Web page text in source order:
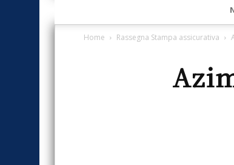
Home Rassegna Stampa assicurativa